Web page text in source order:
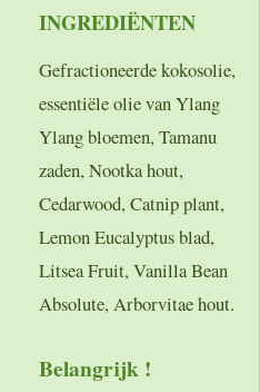
INGREDIËNTEN
Gefractioneerde kokosolie,
essentiële olie van Ylang
Ylang bloemen, Tamanu
zaden, Nootka hout,
Cedarwood, Catnip plant,
Lemon Eucalyptus blad,
Litsea Fruit, Vanilla Bean
Absolute, Arborvitae hout.
Belangrijk !